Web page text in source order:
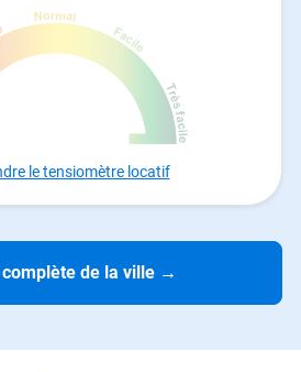
le tensiomètre locatif
de la ville →